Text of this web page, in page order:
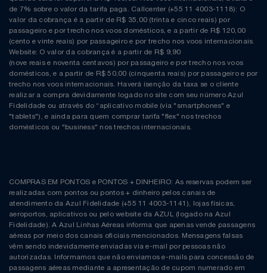
de 7% sobre o valor da tarifa paga. Callcenter (+55 11 4003-1118): O
valor da cobrança é a partir de R$ 35,00 (trinta e cinco reais) por
passageiro e por trecho nos voos domésticos, e a partir de R$ 120,00
(cento e vinte reais) por passageiro e por trecho nos voos internacionais.
Website: O valor da cobrança é a partir de R$ 9,90
(nove reais e noventa centavos) por passageiro e por trecho nos voos
domésticos, e a partir de R$ 50,00 (cinquenta reais) por passageiro e por
trecho nos voos internacionais. Haverá isenção da taxa se o cliente
realizar a compra devidamente logado no site com seu número Azul
Fidelidade ou através do “aplicativo mobile (via "smartphones" e
"tablets"), e ainda para quem comprar tarifa "flex" nos trechos
domésticos ou "business" nos trechos internacionais.
COMPRAS EM PONTOS e PONTOS + DINHEIRO: As reservas podem ser
realizadas com pontos ou pontos + dinheiro pelos canais de
atendimento da Azul Fidelidade (+55 11 4003-1141), lojas físicas,
aeroportos, aplicativos ou pelo website da AZUL (logado na Azul
Fidelidade). A Azul Linhas Aéreas informa que apenas vende passagens
aéreas por meio dos canais oficiais mencionados. Mensagens falsas
vêm sendo indevidamente enviadas via e-mail por pessoas não
autorizadas. Informamos que não enviamos e-mails para concessão de
passagens aéreas mediante a apresentação de cupom numerado em